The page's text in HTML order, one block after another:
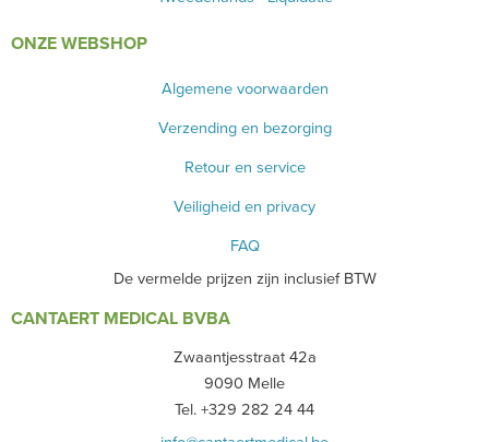
ONZE WEBSHOP
Algemene voorwaarden
Verzending en bezorging
Retour en service
Veiligheid en privacy
FAQ
De vermelde prijzen zijn inclusief BTW
CANTAERT MEDICAL BVBA
Zwaantjesstraat 42a
9090 Melle
Tel. +329 282 24 44